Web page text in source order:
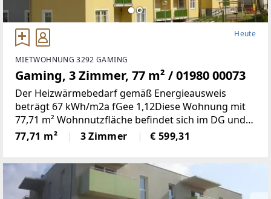
Heute
MIETWOHNUNG 3292 GAMING
Gaming, 3 Zimmer, 77 m² / 01980 00073
Der Heizwärmebedarf gemäß Energieausweis
beträgt 67 kWh/m2a fGee 1,12Diese Wohnung mit
77,71 m² Wohnnutzfläche befindet sich im DG und
weist folgende Räumlichkeiten auf: Küche,
Wohnzimmer, Schlafzimmer, Kinderzimmer, Bad, WC,
77,71 m² 3 Zimmer € 599,31